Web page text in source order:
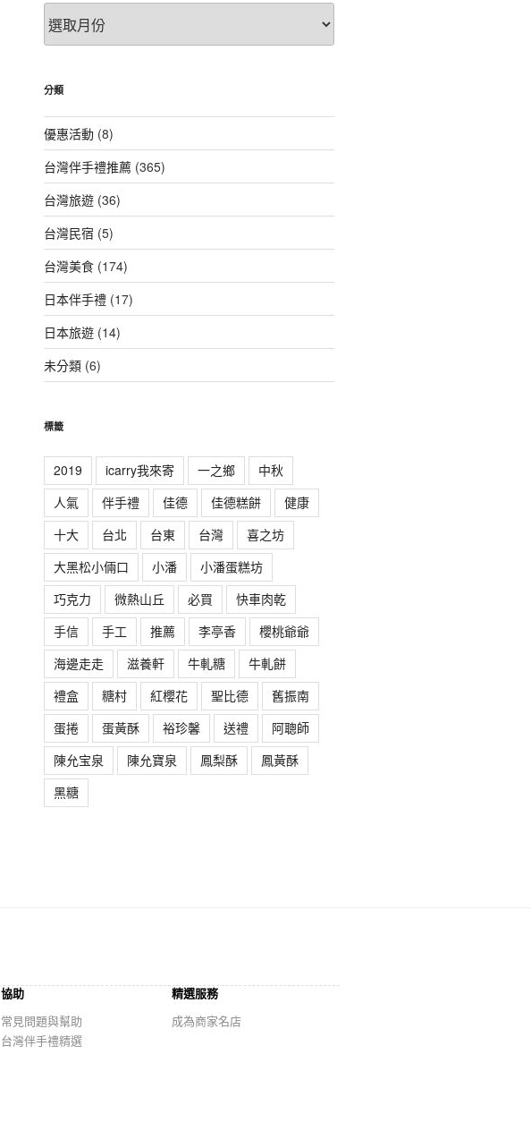
章
總
分類
優惠活動(8)
台灣伴手禮推薦(365)
台灣旅遊(36)
台灣民宿 (5)
台灣美食(174)
日本伴手禮(17)
日本旅遊(14)
未分類(6)
標籤
2019 icarry我來寄 一之鄉
中秋
人氣
伴手禮 佳德 佳德糕餅
健康
十大
台北 台東 台灣
喜之坊
大黑松小倆口
小潘
小潘蛋糕坊
巧克力
微熱山丘 必買
快車肉乾
手信
手工 推薦 李亭香
櫻桃爺爺
海邊走走
滋養軒 牛軋糖
牛軋餅
禮盒
糖村 紅櫻花 聖比德
舊振南
蛋捲
蛋黃酥 裕珍馨 送禮
阿聰師
陳允宝泉
陳允寶泉 鳳梨酥
鳳黃酥
黑糖
協助
常見問題與幫助
台灣伴手禮精選
精選服務
成為商家名店